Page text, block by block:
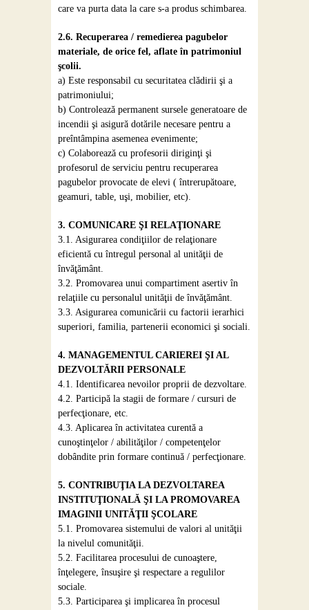
care va purta data la care s-a produs schimbarea.
2.6. Recuperarea / remedierea pagubelor
materiale, de orice fel, aflate în patrimoniul
şcolii.
a) Este responsabil cu securitatea clădirii şi a
patrimoniului;
b) Controlează permanent sursele generatoare de
incendii şi asigură dotările necesare pentru a
preîntâmpina asemenea evenimente;
c) Colaborează cu profesorii diriginţi şi
profesorul de serviciu pentru recuperarea
pagubelor provocate de elevi ( întrerupătoare,
geamuri, table, uşi, mobilier, etc).
3. COMUNICARE ŞI RELAŢIONARE
3.1. Asigurarea condiţiilor de relaţionare
eficientă cu întregul personal al unităţii de
învăţământ.
3.2. Promovarea unui compartiment asertiv în
relaţiile cu personalul unităţii de învăţământ.
3.3. Asigurarea comunicării cu factorii ierarhici
superiori, familia, partenerii economici şi sociali.
4. MANAGEMENTUL CARIEREI ŞI AL
DEZVOLTĂRII PERSONALE
4.1. Identificarea nevoilor proprii de dezvoltare.
4.2. Participă la stagii de formare / cursuri de
perfecţionare, etc.
4.3. Aplicarea în activitatea curentă a
cunoştinţelor / abilităţilor / competenţelor
dobândite prin formare continuă / perfecţionare.
5. CONTRIBUŢIA LA DEZVOLTAREA
INSTITUŢIONALĂ ŞI LA PROMOVAREA
IMAGINII UNITĂŢII ŞCOLARE
5.1. Promovarea sistemului de valori al unităţii
la nivelul comunităţii.
5.2. Facilitarea procesului de cunoaştere,
înţelegere, însuşire şi respectare a regulilor
sociale.
5.3. Participarea şi implicarea în procesul